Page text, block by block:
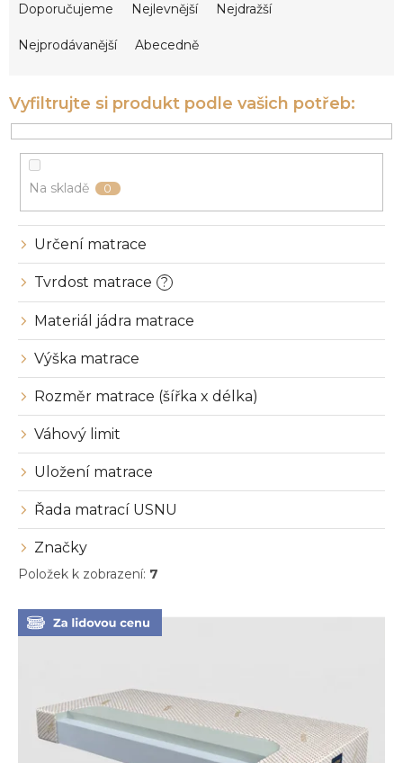
p
r
o
Doporučujeme Nejlevnější Nejdražší
Nejprodávanější Abecedně
Na skladě 0
Značky
Materiál jádra matrace
Rozměr matrace (šířka x délka)
Řada matrací USNU
Tvrdost matrace ?
Uložení matrace
Určení matrace
Váhový limit
Výška matrace
Položek k zobrazení: 7
V